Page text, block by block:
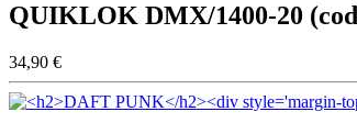
QUIKLOK DMX/1400-20 (cod
34,90 €